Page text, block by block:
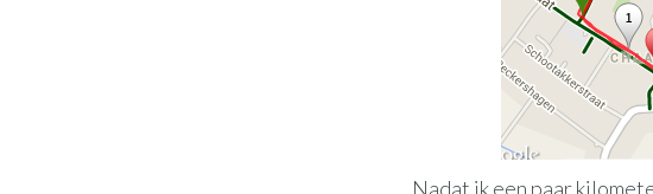
Nadat ik een paar